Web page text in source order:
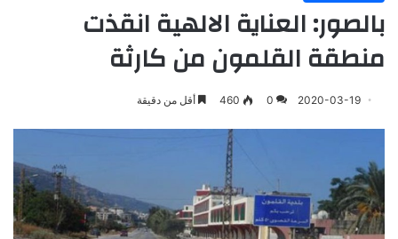
بالصور: العناية الالهية انقذت
منطقة القلمون من كارثة
2020-03-19
0
460 أقل من دقيقة